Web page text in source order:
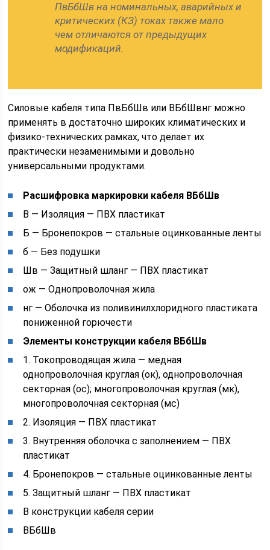
ПвБбШв на номинальных, аварийных и
критических (КЗ) токах также мало
чем отличаются от предыдущих
модификаций.
Силовые кабеля типа ПвБбШв или ВБбШвнг можно
применять в достаточно широких климатических и
физико-технических рамках, что делает их
практически незаменимыми и довольно
универсальными продуктами.
Расшифровка маркировки кабеля ВБбШв
В — Изоляция — ПВХ пластикат
Б — Бронепокров — стальные оцинкованные ленты
б — Без подушки
Шв — Защитный шланг — ПВХ пластикат
ож — Однопроволочная жила
нг — Оболочка из поливинилхлоридного пластиката
пониженной горючести
Элементы конструкции кабеля ВБбШв
1. Токопроводящая жила — медная
однопроволочная круглая (ок), однопроволочная
секторная (ос); многопроволочная круглая (мк),
многопроволочная секторная (мс)
2. Изоляция — ПВХ пластикат
3. Внутренняя оболочка с заполнением — ПВХ
пластикат
4. Бронепокров — стальные оцинкованные ленты
5. Защитный шланг — ПВХ пластикат
В конструкции кабеля серии
ВБбШв